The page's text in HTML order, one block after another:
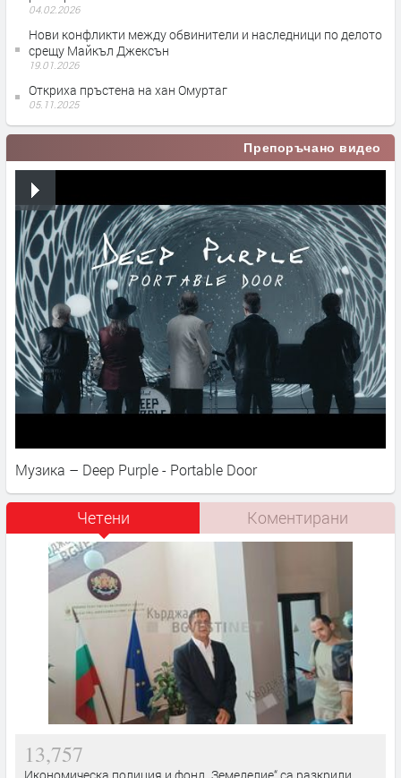
04.02.2026
Нови конфликти между обвинители и наследници по делото
срещу Майкъл Джексън
19.01.2026
Откриха пръстена на хан Омуртаг
05.11.2025
Препоръчано видео
Музика – Deep Purple - Portable Door
Четени Коментирани
13,757
Икономическа полиция и фонд „Земеделие“ са разкрили